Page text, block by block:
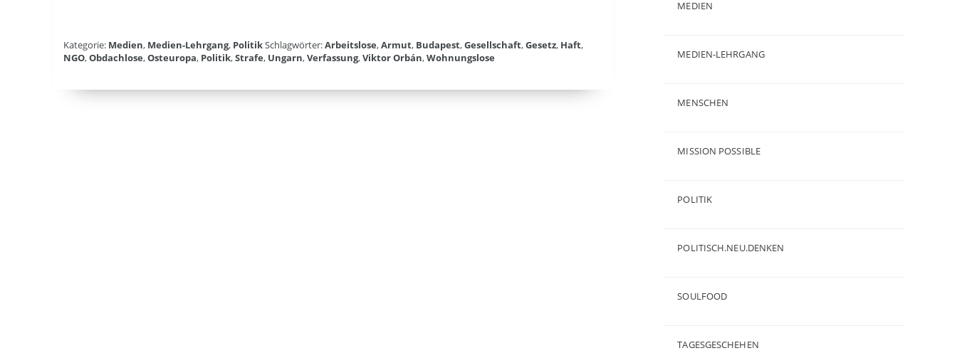
Kategorie: Medien, Medien-Lehrgang, PolitikSchlagwörter:Arbeitslose,Armut, Budapest,Gesellschaft,Gesetz, Haft,
NGO,Obdachlose,Osteuropa, Politik,Strafe, Ungarn,Verfassung,Viktor Orbán,Wohnungslose
MEDIEN
MEDIEN-LEHRGANG
MENSCHEN
MISSION POSSIBLE
POLITIK
POLITISCH.NEU.DENKEN
SOULFOOD
TAGESGESCHEHEN